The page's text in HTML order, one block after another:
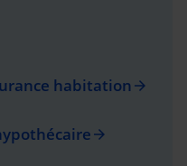
habitation arrow_forward
arrow_forward